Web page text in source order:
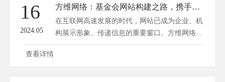
16
2024.05
方维网络：基金会网站构建之路，携手共筑信息新纪元
在互联网高速发展的时代，网站已成为企业、机
构展示形象、传递信息的重要窗口。方维网络...
查看详情